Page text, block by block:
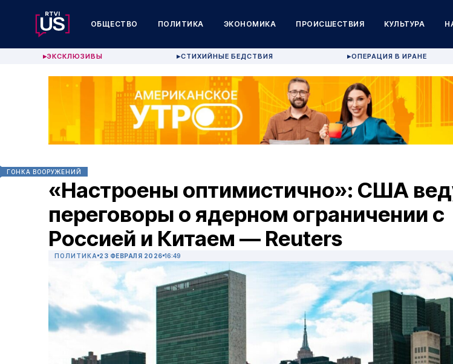
ОБЩЕСТВО ПОЛИТИКА ЭКОНОМИКА ПРОИСШЕСТВИЯ КУЛЬТУРА
▶ЭКСКЛЮЗИВЫ ▶СТИХИЙНЫЕ БЕДСТВИЯ ▶ОПЕРАЦИЯ В ИРАНЕ
ГОНКА ВООРУЖЕНИЙ
«Настроены оптимистично»: США
переговоры о ядерном ограничении с
Россией и Китаем — Reuters
ПОЛИТИКА 23 ФЕВРАЛЯ 2026 16:49